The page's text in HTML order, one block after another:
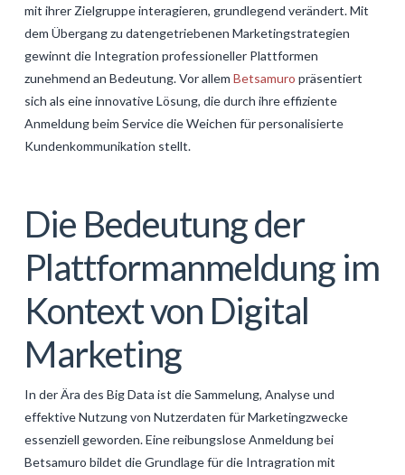
GALERIJA
KONTAKT
mit ihrer Zielgruppe interagieren, grundlegend verändert. Mit
dem Übergang zu datengetriebenen Marketingstrategien
gewinnt die Integration professioneller Plattformen
zunehmend an Bedeutung. Vor allem Betsamuro präsentiert
sich als eine innovative Lösung, die durch ihre effiziente
Anmeldung beim Service die Weichen für personalisierte
Kundenkommunikation stellt.
Die Bedeutung der
Plattformanmeldung im
Kontext von Digital
Marketing
In der Ära des Big Data ist die Sammelung, Analyse und
effektive Nutzung von Nutzerdaten für Marketingzwecke
essenziell geworden. Eine reibungslose Anmeldung bei
Betsamuro bildet die Grundlage für die Intragration mit